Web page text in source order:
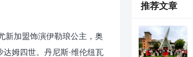
加盟饰演伊勒琅公主，奥
姆四世。丹尼斯·维伦纽瓦
推荐文章